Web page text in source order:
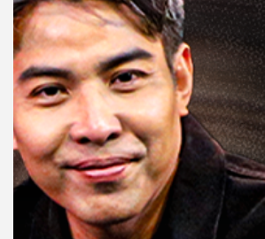
เพล
ย์
ลิ
สต์
ของ
คุณ